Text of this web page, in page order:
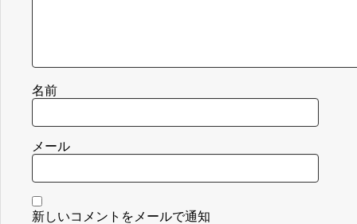
名前
メール
新しいコメントをメールで通知